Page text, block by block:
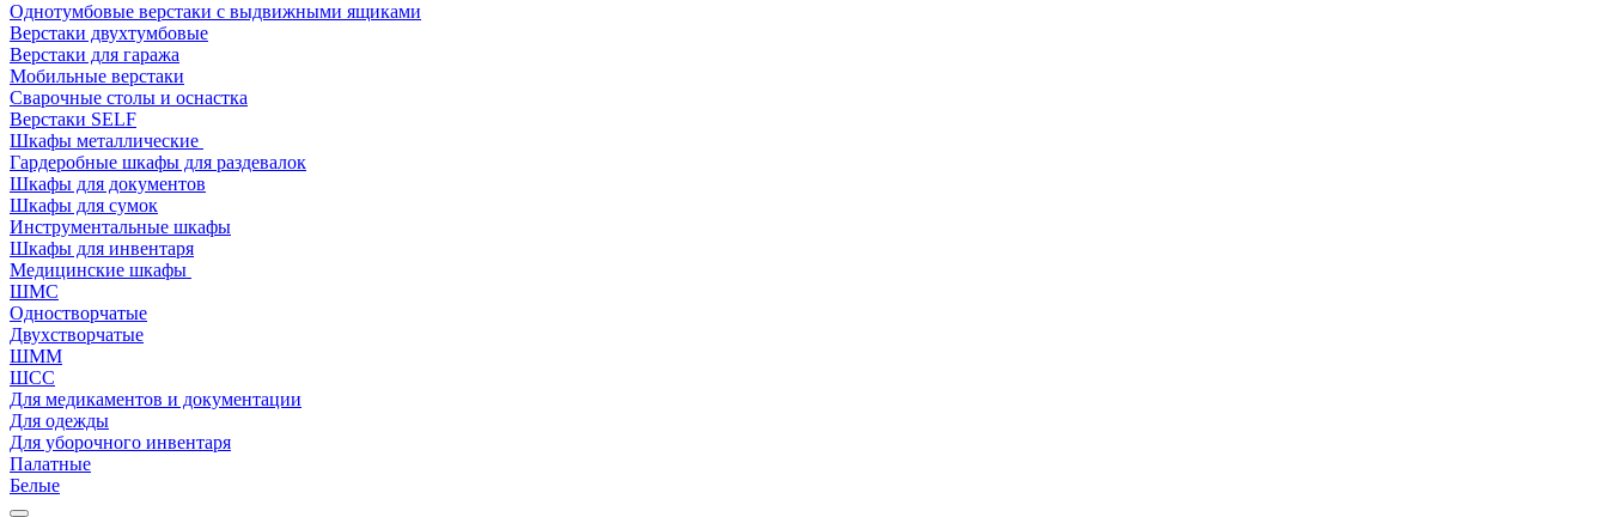
Однотумбовые верстаки с выдвижными ящиками
Верстаки двухтумбовые
Верстаки для гаража
Мобильные верстаки
Сварочные столы и оснастка
Верстаки SELF
Шкафы металлические
Гардеробные шкафы для раздевалок
Шкафы для документов
Шкафы для сумок
Инструментальные шкафы
Шкафы для инвентаря
Медицинские шкафы
ШМС
Одностворчатые
Двухстворчатые
ШММ
ШСС
Для медикаментов и документации
Для одежды
Для уборочного инвентаря
Палатные
Белые